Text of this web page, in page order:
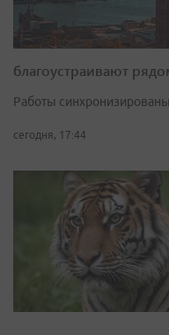
благоустраивают
Работы
сегодня, 17:44